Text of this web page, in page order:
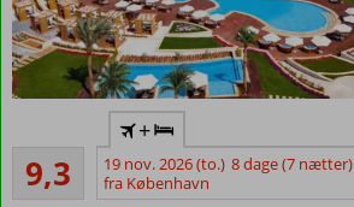
Moderne
luksushotel
9,3
Fremragende
35
anmeldelser
+
19 nov. 2026 (to.) 8 dage (7 nætter)
fra København